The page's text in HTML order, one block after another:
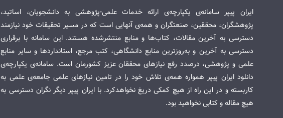
ایران پیپر سامانه‌ی یکپارچه‌ی ارائه خدمات علمی-پژوهشی به دانشجویان، اساتید،
پژوهشگران، محققین، صنعتگران و همه‌ی آنهایی است که در مسیر تحقیقات خود نیازمند
دسترسی به آخرین مقالات، کتاب‌ها و منابع منتشرشده هستند. این سامانه با برقراری
دسترسی به آخرین و به‌روزترین منابع دانشگاهی، کتب مرجع، استانداردها و سایر منابع
علمی و پژوهشی، درصدد رفع نیازهای محققان عزیز کشورمان است. سامانه‌ی یکپارچه‌ی
دانلود ایران پیپر همواره همه‌ی تلاش خود را در تامین نیازهای علمی جامعه‌ی علمی به
کاربسته و در این راه از هیچ کمکی دریغ نخواهدکرد. با ایران پیپر دیگر نگران دسترسی به
هیچ مقاله و کتابی نخواهید بود.